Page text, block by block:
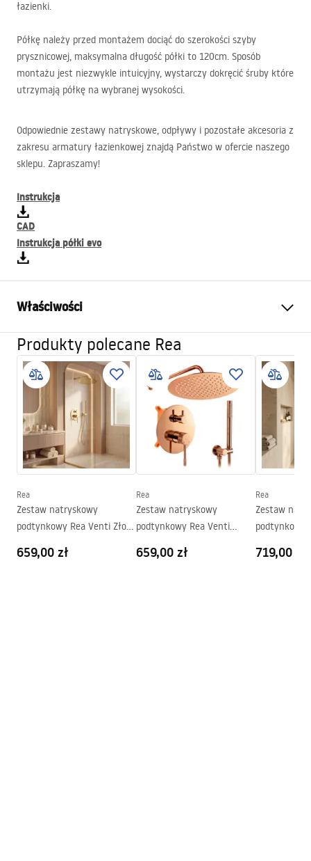
łazienki.
Półkę należy przed montażem dociąć do szerokości szyby
prysznicowej, maksymalna długość półki to 120cm. Sposób
montażu jest niezwykle intuicyjny, wystarczy dokręcić śruby które
utrzymają półkę na wybranej wysokości.
Odpowiednie zestawy natryskowe, odpływy i pozostałe akcesoria z
zakresu armatury łazienkowej znajdą Państwo w ofercie naszego
sklepu. Zapraszamy!
Instrukcja
CAD
Instrukcja półki evo
Właściwości
Wymiar (drzwi x ścianka)
100
Kolor
Czarny
Typ kabiny
Walk-in
Szkło
Transparentne 8mm
Seria
Bler
Strona
Obustronna
Gwarancja
24 miesiące
Produkty polecane Rea
Rea
Zestaw natryskowy
podtynkowy Rea Venti Złoty
659,00 zł
Rea
Zestaw natryskowy
podtynkowy Rea Venti
659,00 zł
Rea
Zestaw
podtynkowy
719,00 zł